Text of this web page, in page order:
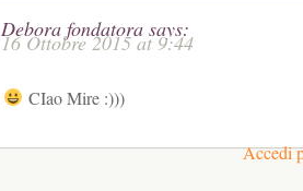
Debora fondatora says:
16 Ottobre 2015 at 9:44
CIao Mire :)))
Accedi